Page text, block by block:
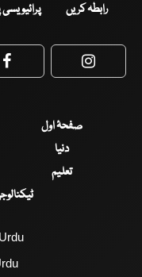
رابطہ کریں
Facebook
صفحۂ اول
دنیا
تعلیم